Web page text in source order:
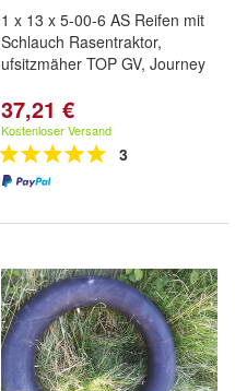
1 x 13 x 5-00-6 AS Reifen mit
Schlauch Rasentraktor,
ufsitzmäher TOP GV, Journey
37,21 €
Kostenloser Versand
3